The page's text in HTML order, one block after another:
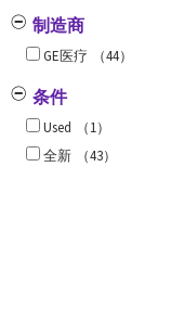
制造商
GE医疗 （44）
条件
Used
（1）
全新
（43）